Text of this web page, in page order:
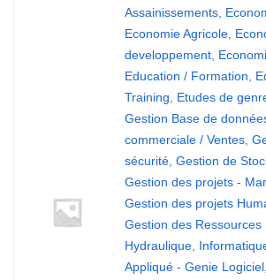
Assainissements,
Economie Agricole,
developpement,
Education / Formation,
Training, Etudes de
Gestion Base de
commerciale / Ventes,
sécurité, Gestion de
Gestion des projets -
Gestion des projets
Gestion des Ressources
Hydraulique,
Appliqué - Genie Logiciel,